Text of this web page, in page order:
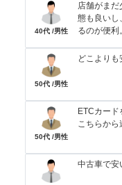
40代 /男性
店舗がま
態も良いし
るのが便利。
50代 /男性
どこより
50代 /男性
ETCカード
こちらから
中古車で安